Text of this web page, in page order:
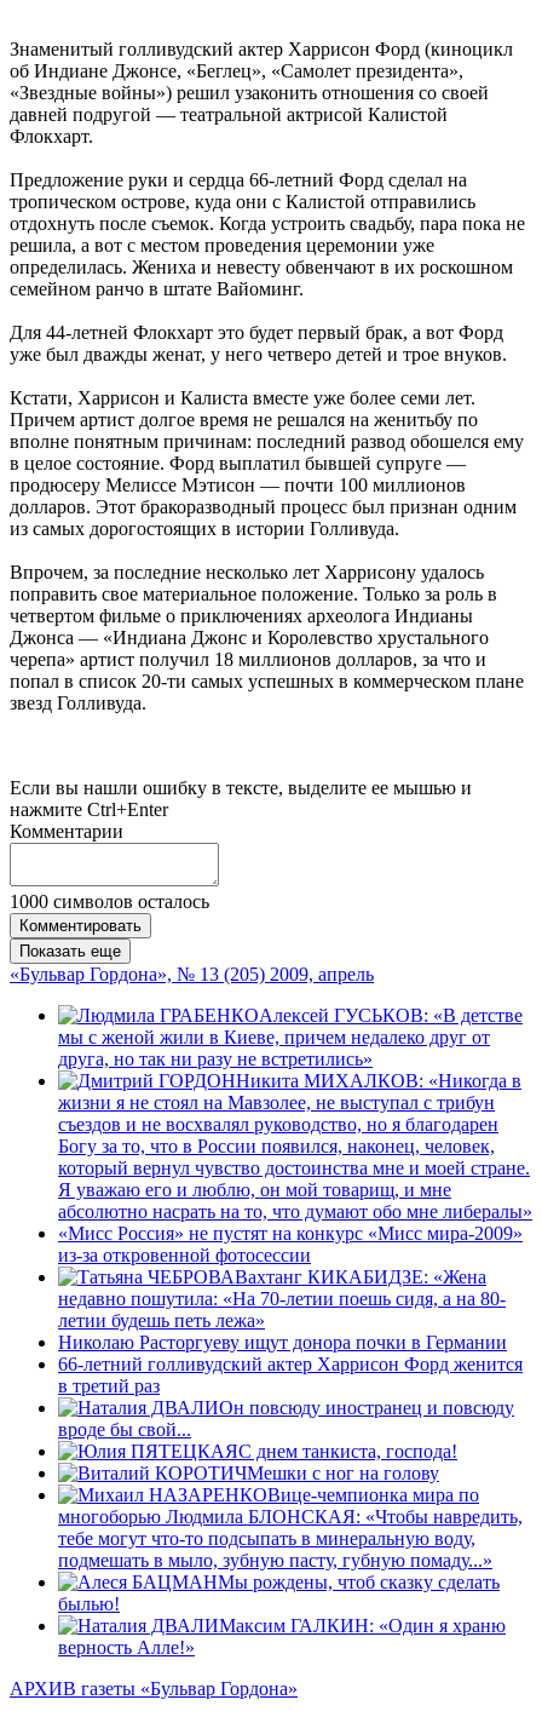
Знаменитый голливудский актер Харрисон Форд (киноцикл
об Индиане Джонсе, «Беглец», «Самолет президента»,
«Звездные войны») решил узаконить отношения со своей
давней подругой — театральной актрисой Калистой
Флокхарт.
Предложение руки и сердца 66-летний Форд сделал на
тропическом острове, куда они с Калистой отправились
отдохнуть после съемок. Когда устроить свадьбу, пара пока не
решила, а вот с местом проведения церемонии уже
определилась. Жениха и невесту обвенчают в их роскошном
семейном ранчо в штате Вайоминг.
Для 44-летней Флокхарт это будет первый брак, а вот Форд
уже был дважды женат, у него четверо детей и трое внуков.
Кстати, Харрисон и Калиста вместе уже более семи лет.
Причем артист долгое время не решался на женитьбу по
вполне понятным причинам: последний развод обошелся ему
в целое состояние. Форд выплатил бывшей супруге —
продюсеру Мелиссе Мэтисон — почти 100 миллионов
долларов. Этот бракоразводный процесс был признан одним
из самых дорогостоящих в истории Голливуда.
Впрочем, за последние несколько лет Харрисону удалось
поправить свое материальное положение. Только за роль в
четвертом фильме о приключениях археолога Индианы
Джонса — «Индиана Джонс и Королевство хрустального
черепа» артист получил 18 миллионов долларов, за что и
попал в список 20-ти самых успешных в коммерческом плане
звезд Голливуда.
Если вы нашли ошибку в тексте, выделите ее мышью и
нажмите Ctrl+Enter
Комментарии
1000 символов осталось
Комментировать
Показать еще
«Бульвар Гордона», № 13 (205) 2009, апрель
Алексей ГУСЬКОВ: «В детстве
мы с женой жили в Киеве, причем недалеко друг от
друга, но так ни разу не встретились»
Никита МИХАЛКОВ: «Никогда в
жизни я не стоял на Мавзолее, не выступал с трибун
съездов и не восхвалял руководство, но я благодарен
Богу за то, что в России появился, наконец, человек,
который вернул чувство достоинства мне и моей стране.
Я уважаю его и люблю, он мой товарищ, и мне
абсолютно насрать на то, что думают обо мне либералы»
«Мисс Россия» не пустят на конкурс «Мисс мира-2009»
из-за откровенной фотосессии
Вахтанг КИКАБИДЗЕ: «Жена
недавно пошутила: «На 70-летии поешь сидя, а на 80-
летии будешь петь лежа»
Николаю Расторгуеву ищут донора почки в Германии
66-летний голливудский актер Харрисон Форд женится
в третий раз
Он повсюду иностранец и повсюду
вроде бы свой...
С днем танкиста, господа!
Мешки с ног на голову
Вице-чемпионка мира по
многоборью Людмила БЛОНСКАЯ: «Чтобы навредить,
тебе могут что-то подсыпать в минеральную воду,
подмешать в мыло, зубную пасту, губную помаду...»
Мы рождены, чтоб сказку сделать
былью!
Максим ГАЛКИН: «Один я храню
верность Алле!»
АРХИВ газеты «Бульвар Гордона»